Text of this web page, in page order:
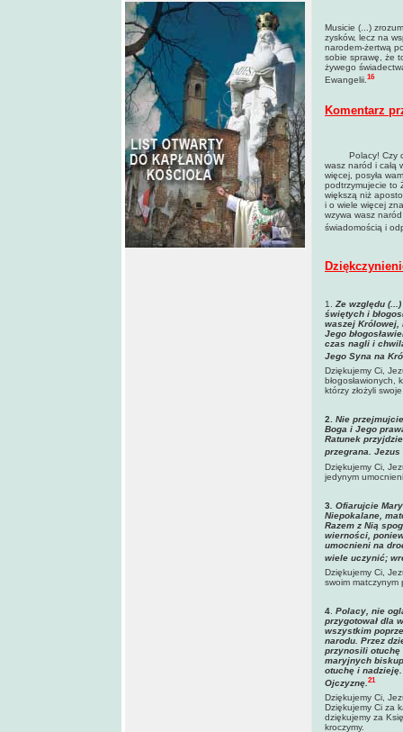
Musicie (...)
zysków, lecz na
narodem-żertwą
sobie sprawę, że
żywego
Ewangelii.16
Komentarz
Polacy! Czy coś
wasz naród i całą
więcej, posyła
podtrzymujecie to
większą niż
i o wiele więcej
wzywa wasz
świadomością i
1. Ze względu
świętych i
waszej Królowej,
Jego
czas nagli i
Jego Syna na
Dziękujemy Ci,
którzy złożyli
2. Nie
Boga i Jego
Ratunek
przegrana. Jezus
Dziękujemy Ci,
jedynym
3 . Ofiarujcie
Niepokalane,
Razem z Nią
wierności,
umocnieni na
wiele uczynić;
Dziękujemy Ci,
swoim matczynym
4 Polacy, nie
przygotował dla
wszystkim
narodu. Przez
przynosili otuchę
maryjnych
otuchę i
Ojczyznę.21
Dziękujemy Ci,
Dziękujemy Ci za
dziękujemy za
kroczymy.